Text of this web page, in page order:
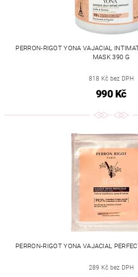
PERRON-RIGOT YONA VAJACIAL
MASK 390 G
818 Kč bez DPH
990 Kč
PERRON-RIGOT YONA VAJACIAL
289 Kč bez DPH